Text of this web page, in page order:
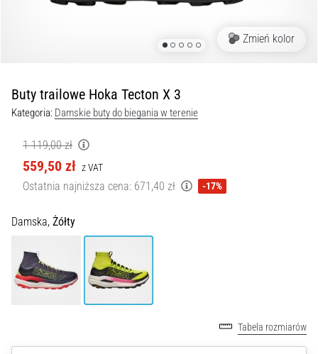
Czym
prawidłowo
wykonywać?
praktyce
shuttle
run
testuje
zwinność
zmianę
kierunku.
Jak
gdzie
Zmień kolor
Buty trailowe Hoka Tecton X 3
Kategoria: Damskie buty do biegania w terenie
1 119,00 zł
559,50 zł z VAT
Ostatnia najniższa cena: 671,40 zł -17%
Damska, Żółty
Tabela rozmiarów